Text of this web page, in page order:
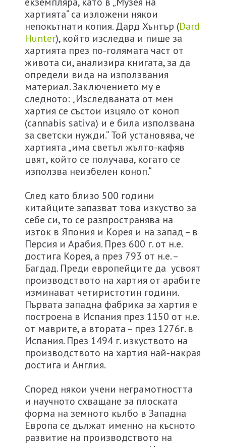
хартията“ са изложени някои
непокътнати копия. Дард Хънтър (Dard
Hunter), който изследва и пише за
хартията през по-голямата част от
живота си, анализира книгата, за да
определи вида на използвания
материал. Заключението му е
следното: „Изследваната от мен
хартия се състои изцяло от коноп
(cannabis sativa) и е била използвана
за светски нужди.“ Той установява, че
хартията „има светъл жълто-кафяв
цвят, който се получава, когато се
използва неизбелен коноп.“
След като близо 500 години
китайците запазват това изкуство за
себе си, то се разпространява на
изток в Япония и Корея и на запад – в
Персия и Арабия. През 600 г. от н.е.
достига Корея, а през 793 от н.е. –
Багдад. Преди европейците да усвоят
производството на хартия от арабите
изминават четиристотин години.
Първата западна фабрика за хартия е
построена в Испания през 1150 от н.е.
от маврите, а втората – през 1276г. в
Испания. През 1494 г. изкуството на
производството на хартия най-накрая
достига и Англия.
Според някои учени неграмотността
и научното схващане за плоската
форма на земното кълбо в Западна
Европа се дължат именно на късното
развитие на производството на